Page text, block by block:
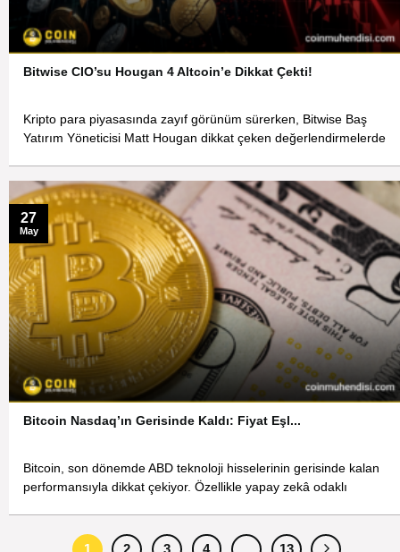
Bitwise CIO’su Hougan 4 Altcoin’e Dikkat Çekti!
Kripto para piyasasında zayıf görünüm sürerken, Bitwise Baş
Yatırım Yöneticisi Matt Hougan dikkat çeken değerlendirmelerde
Bitcoin Nasdaq’ın Gerisinde Kaldı: Fiyat Eşl...
Bitcoin, son dönemde ABD teknoloji hisselerinin gerisinde kalan
performansıyla dikkat çekiyor. Özellikle yapay zekâ odaklı
27
May
1 2 3 4 … 13